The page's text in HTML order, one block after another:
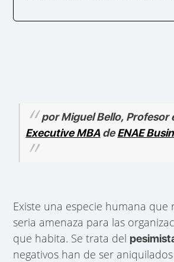
por Miguel Bello, Profesor
Executive MBA deENAE
Existe una especie humana que
seria amenaza para las
que habita. Se trata del
negativos han de ser